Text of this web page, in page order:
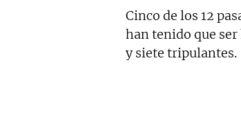
Cinco de los 12
han tenido que
y siete tripulantes.